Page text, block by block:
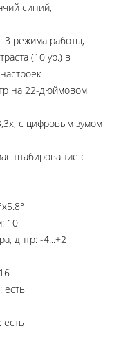
синий,
3 режима работы,
(10 ур.) в
на 22-дюймовом
с цифровым зумом
с
10
дптр: -4...+2
есть
есть